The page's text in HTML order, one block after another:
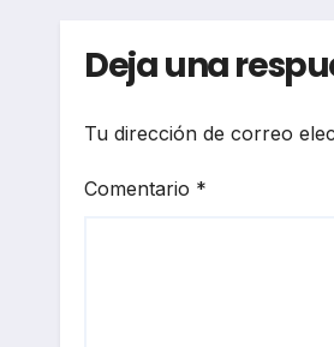
Deja una
Tu dirección de correo
Comentario *